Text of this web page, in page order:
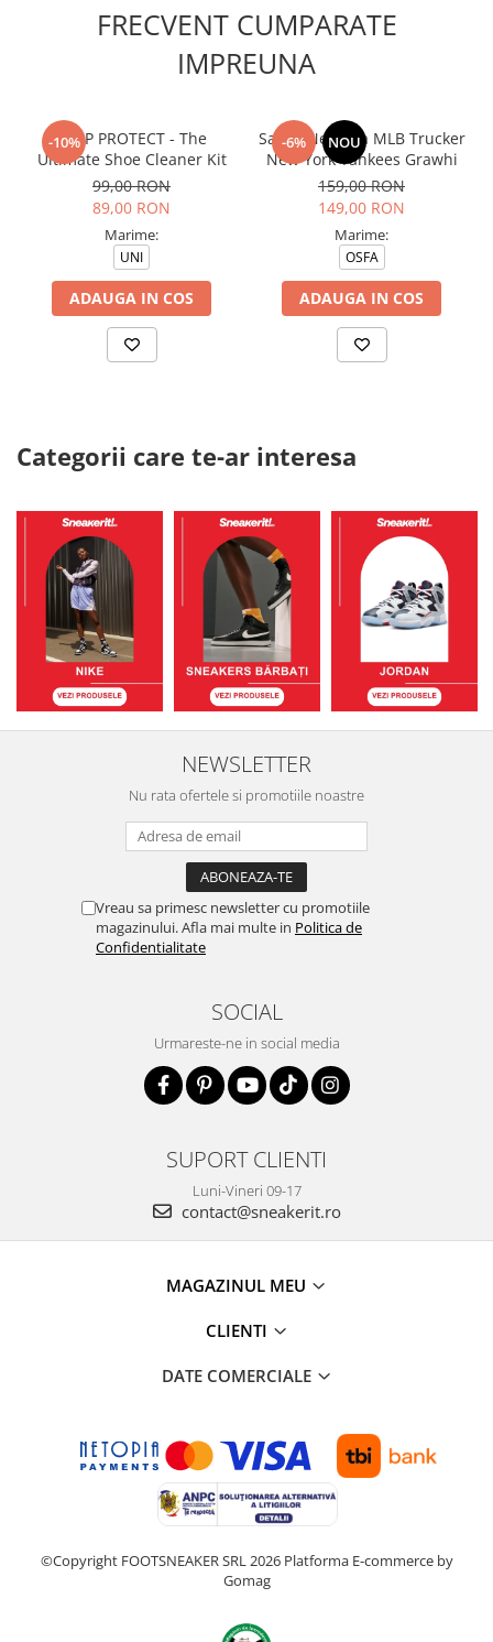
FRECVENT CUMPARATE
IMPREUNA
-10%
CREP PROTECT - The
Ultimate Shoe Cleaner Kit
99,00 RON
89,00 RON
Marime:
UNI
ADAUGA IN COS
-6% NOU
Sapca New Era MLB Trucker
New York Yankees Grawhi
159,00 RON
149,00 RON
Marime:
OSFA
ADAUGA IN COS
Categorii care te-ar interesa
NEWSLETTER
Nu rata ofertele si promotiile noastre
Vreau sa primesc newsletter cu promotiile
magazinului. Afla mai multe in Politica de
Confidentialitate
SOCIAL
Urmareste-ne in social media
SUPORT CLIENTI
Luni-Vineri 09-17
contact@sneakerit.ro
MAGAZINUL MEU
CLIENTI
DATE COMERCIALE
©Copyright FOOTSNEAKER SRL 2026 Platforma E-commerce by
Gomag